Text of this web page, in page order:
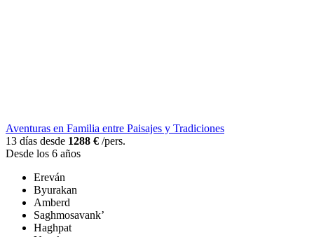
Aventuras en Familia entre Paisajes y Tradiciones
13 días desde 1288 € /pers.
Desde los 6 años
Ereván
Byurakan
Amberd
Saghmosavank’
Haghpat